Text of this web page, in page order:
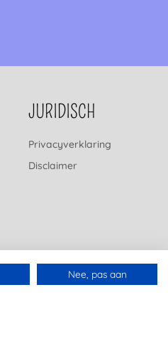
JURIDISCH
Privacyverklaring
Disclaimer
Nee, pas aan